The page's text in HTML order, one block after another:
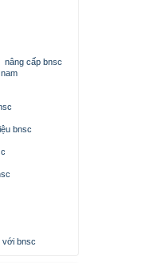
nâng cấp bnsc
bnsc
với bnsc